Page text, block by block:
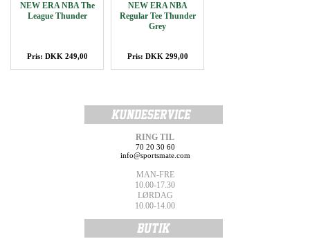
NEW ERA NBA The
League Thunder
Pris: DKK 249,00
NEW ERA NBA
Regular Tee Thunder
Grey
Pris: DKK 299,00
RING TIL
70 20 30 60
info@sportsmate.com
MAN-FRE
10.00-17.30
LØRDAG
10.00-14.00